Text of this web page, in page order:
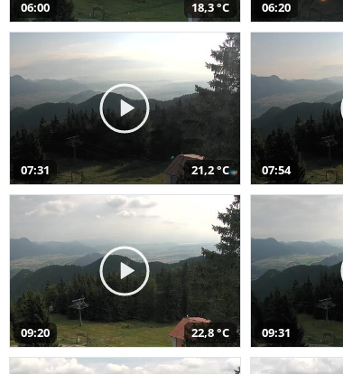
06:00 18,3 °C 06:20
07:31 21,2 °C 07:54
09:20 22,8 °C 09:31